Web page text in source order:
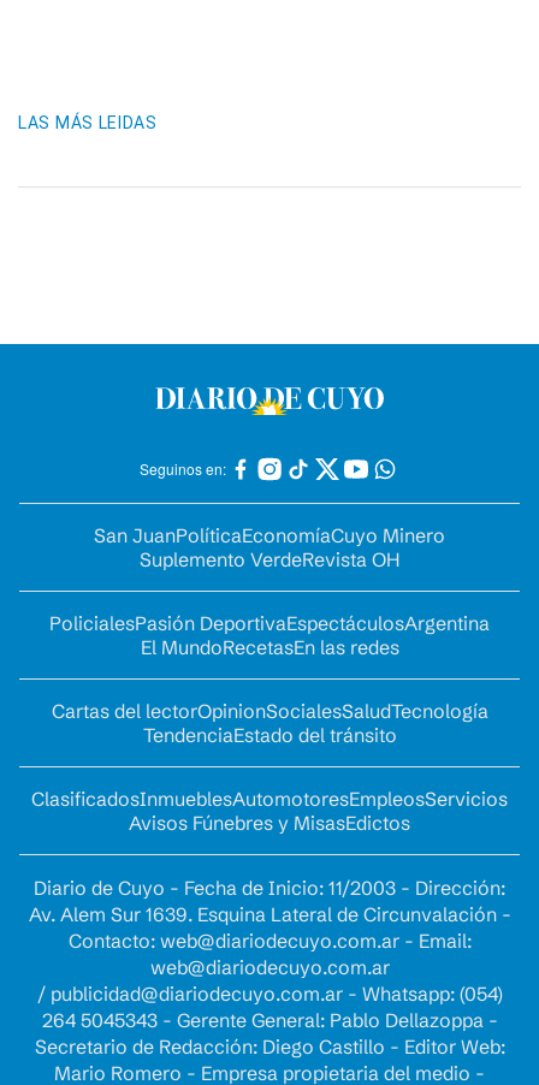
LAS MÁS LEIDAS
Seguinos en:
San JuanPolíticaEconomíaCuyo Minero
Suplemento VerdeRevista OH
PolicialesPasión DeportivaEspectáculosArgentina
El MundoRecetasEn las redes
Cartas del lectorOpinionSocialesSaludTecnología
TendenciaEstado del tránsito
ClasificadosInmueblesAutomotoresEmpleosServicios
Avisos Fúnebres y MisasEdictos
Diario de Cuyo - Fecha de Inicio: 11/2003 - Dirección:
Av. Alem Sur 1639. Esquina Lateral de Circunvalación -
Contacto: web@diariodecuyo.com.ar- Email:
web@diariodecuyo.com.ar
/ publicidad@diariodecuyo.com.ar- Whatsapp: (054)
264 5045343 - Gerente General: Pablo Dellazoppa -
Secretario de Redacción: Diego Castillo - Editor Web:
Mario Romero - Empresa propietaria del medio -